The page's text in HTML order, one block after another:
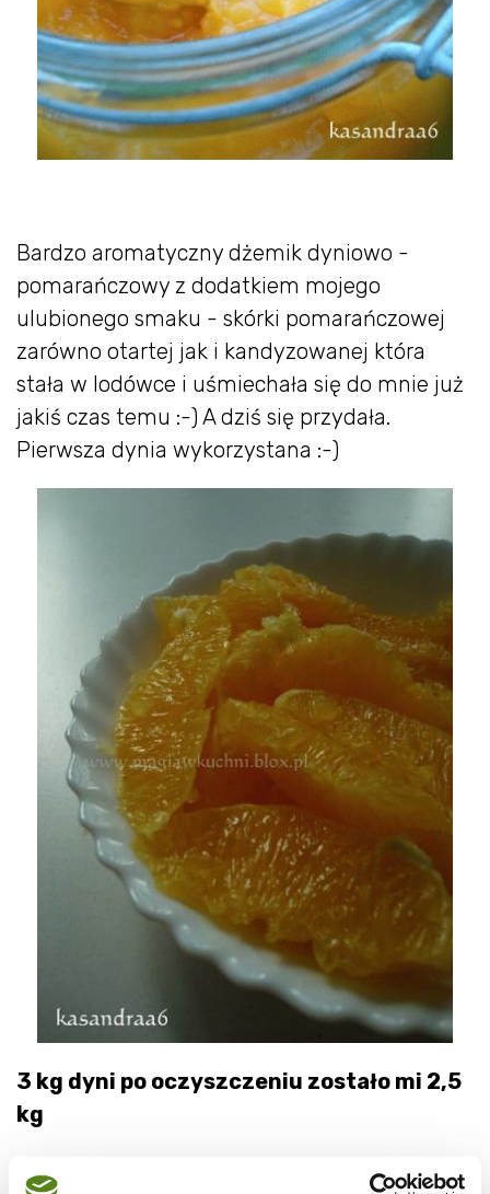
Bardzo aromatyczny dżemik dyniowo -
pomarańczowy z dodatkiem mojego
ulubionego smaku - skórki pomarańczowej
zarówno otartej jak i kandyzowanej która
stała w lodówce i uśmiechała się do mnie już
jakiś czas temu :-) A dziś się przydała.
Pierwsza dynia wykorzystana :-)
3 kg dyni po oczyszczeniu zostało mi 2,5
kg
2 pomarańcze 500g